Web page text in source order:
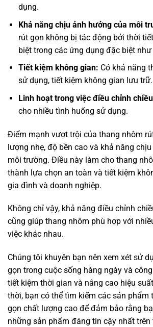
dụng.
Khả năng chịu ảnh hưởng của môi
rút gọn không bị tác động bởi thời
biệt trong các ứng dụng đặc biệt
Tiết kiệm không gian: Có khả năng
sử dụng, tiết kiệm không gian lưu trữ.
Linh hoạt trong việc điều chỉnh
cho nhiều tình huống sử dụng.
Điểm mạnh vượt trội của thang nhôm
lượng nhẹ, độ bền cao và khả năng
môi trường. Điều này làm cho thang
thành lựa chọn an toàn và tiết kiệm
gia đình và doanh nghiệp.
Không chỉ vậy, khả năng điều chỉnh
cũng giúp thang nhôm phù hợp với
việc khác nhau.
Chúng tôi khuyên bạn nên xem xét sử
gọn trong cuộc sống hàng ngày và
tiết kiệm thời gian và nâng cao hiệu
thời, bạn có thể tìm kiếm các sản phẩm
gọn chất lượng cao để đảm bảo rằng
những sản phẩm đáng tin cậy nhất trên